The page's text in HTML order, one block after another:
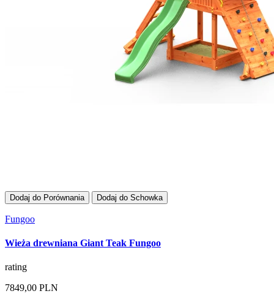
Dodaj do Porównania Dodaj do Schowka
Fungoo
Wieża drewniana Giant Teak Fungoo
rating
7849,00 PLN